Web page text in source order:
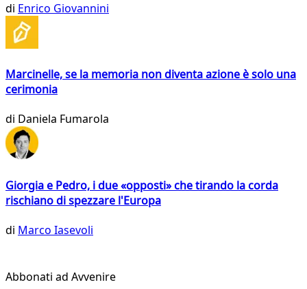
di Enrico Giovannini
Marcinelle, se la memoria non diventa azione è solo una
cerimonia
di Daniela Fumarola
Giorgia e Pedro, i due «opposti» che tirando la corda
rischiano di spezzare l'Europa
di Marco Iasevoli
Abbonati ad Avvenire